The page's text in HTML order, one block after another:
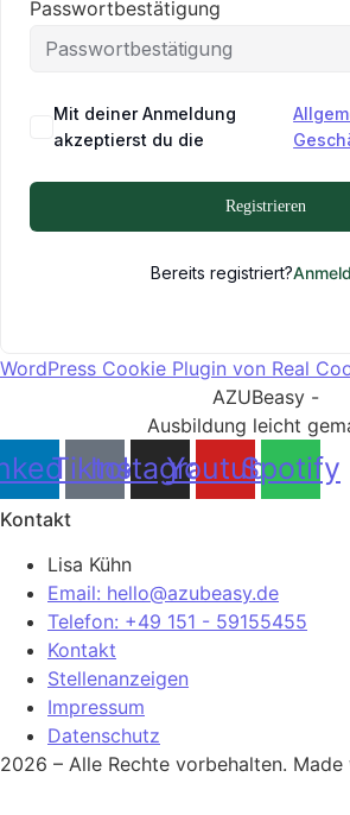
Passwortbestätigung
Mit deiner Anmeldung
akzeptierst du die
Registrieren
Bereits registriert?
WordPress Cookie Plugin von Real
AZUBeasy -
Ausbildung leicht
Tiktok
Instagram
YoutubeSpotify
Kontakt
Lisa Kühn
Email: hello@azubeasy.de
Telefon: +49 151 - 59155455
Kontakt
Stellenanzeigen
Impressum
Datenschutz
2026 – Alle Rechte vorbehalten.